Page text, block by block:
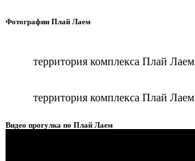
Фотографии Плай Лаем
территория комплекса Плай Лаем
территория комплекса Плай Лаем
Видео прогулка по Плай Лаем